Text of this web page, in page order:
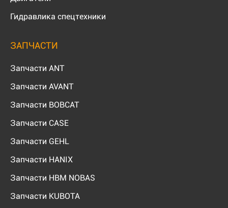
Гидравлика спецтехники
ЗАПЧАСТИ
Запчасти ANT
Запчасти AVANT
Запчасти BOBCAT
Запчасти CASE
Запчасти GEHL
Запчасти HANIX
Запчасти HBM NOBAS
Запчасти KUBOTA